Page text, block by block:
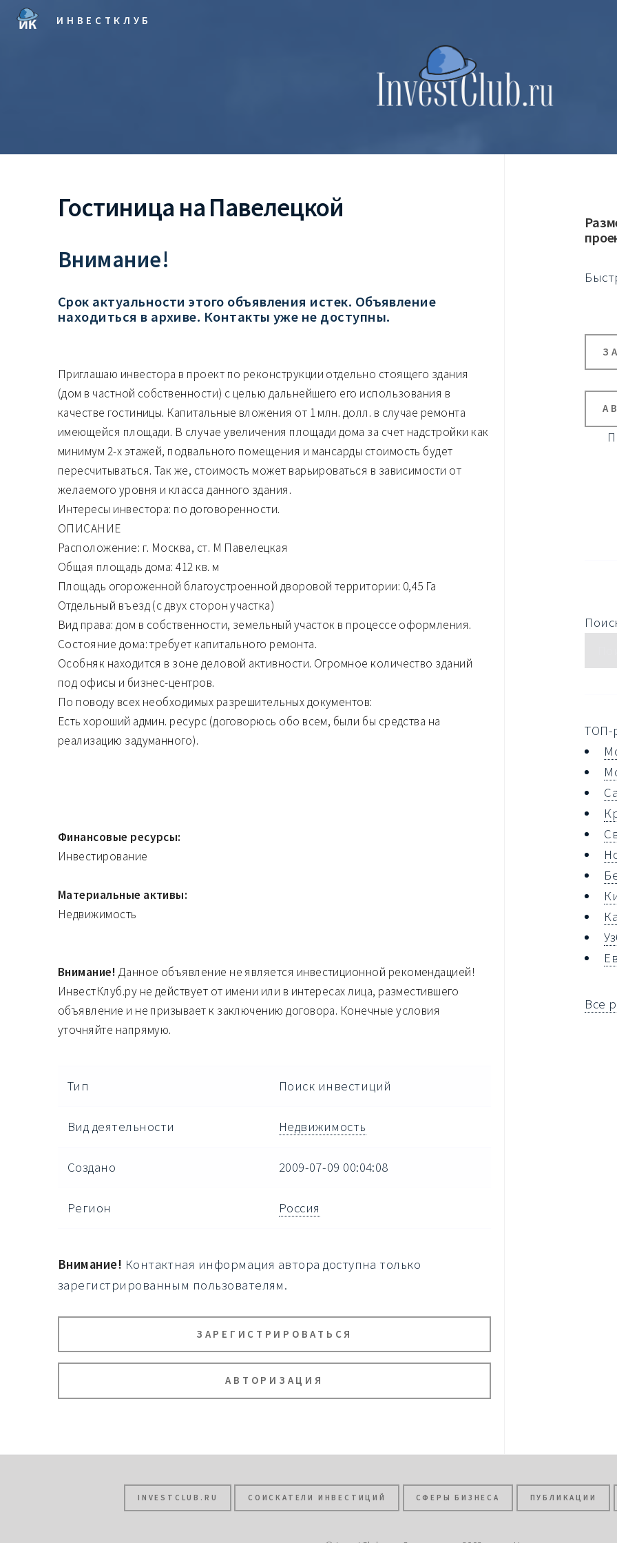
ИНВЕСТКЛУБ
Гостиница на Павелецкой
Внимание!
Срок актуальности этого объявления истек. Объявление
находиться в архиве. Контакты уже не доступны.
Приглашаю инвестора в проект по реконструкции отдельно стоящего здания
(дом в частной собственности) с целью дальнейшего его использования в
качестве гостиницы. Капитальные вложения от 1 млн. долл. в случае ремонта
имеющейся площади. В случае увеличения площади дома за счет надстройки как
минимум 2-х этажей, подвального помещения и мансарды стоимость будет
пересчитываться. Так же, стоимость может варьироваться в зависимости от
желаемого уровня и класса данного здания.
Интересы инвестора: по договоренности.
ОПИСАНИЕ
Расположение: г. Москва, ст. М Павелецкая
Общая площадь дома: 412 кв. м
Площадь огороженной благоустроенной дворовой территории: 0,45 Га
Отдельный въезд (с двух сторон участка)
Вид права: дом в собственности, земельный участок в процессе оформления.
Состояние дома: требует капитального ремонта.
Особняк находится в зоне деловой активности. Огромное количество зданий
под офисы и бизнес-центров.
По поводу всех необходимых разрешительных документов:
Есть хороший админ. ресурс (договорюсь обо всем, были бы средства на
реализацию задуманного).
Финансовые ресурсы:
Инвестирование
Материальные активы:
Недвижимость
Внимание! Данное объявление не является инвестиционной рекомендацией!
ИнвестКлуб.ру не действует от имени или в интересах лица, разместившего
объявление и не призывает к заключению договора. Конечные условия
уточняйте напрямую.
Тип Поиск инвестиций
Вид деятельности Недвижимость
Создано 2009-07-09 00:04:08
Регион Россия
Внимание! Контактная информация автора доступна только
зарегистрированным пользователям.
ЗАРЕГИСТРИРОВАТЬСЯ
АВТОРИЗАЦИЯ
ТОП-
Все
INVESTCLUB.RU СОИСКАТЕЛИ ИНВЕСТИЦИЙ СФЕРЫ БИЗНЕСА ПУБЛИКАЦИИ